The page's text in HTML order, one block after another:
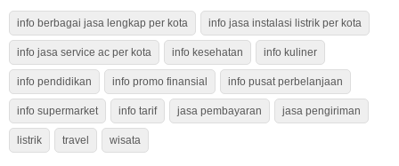
info berbagai jasa lengkap per kota info jasa instalasi listrik per kota
info jasa service ac per kota info kesehatan info kuliner
info pendidikan info promo finansial info pusat perbelanjaan
info supermarket info tarif jasa pembayaran jasa pengiriman
listrik travel wisata